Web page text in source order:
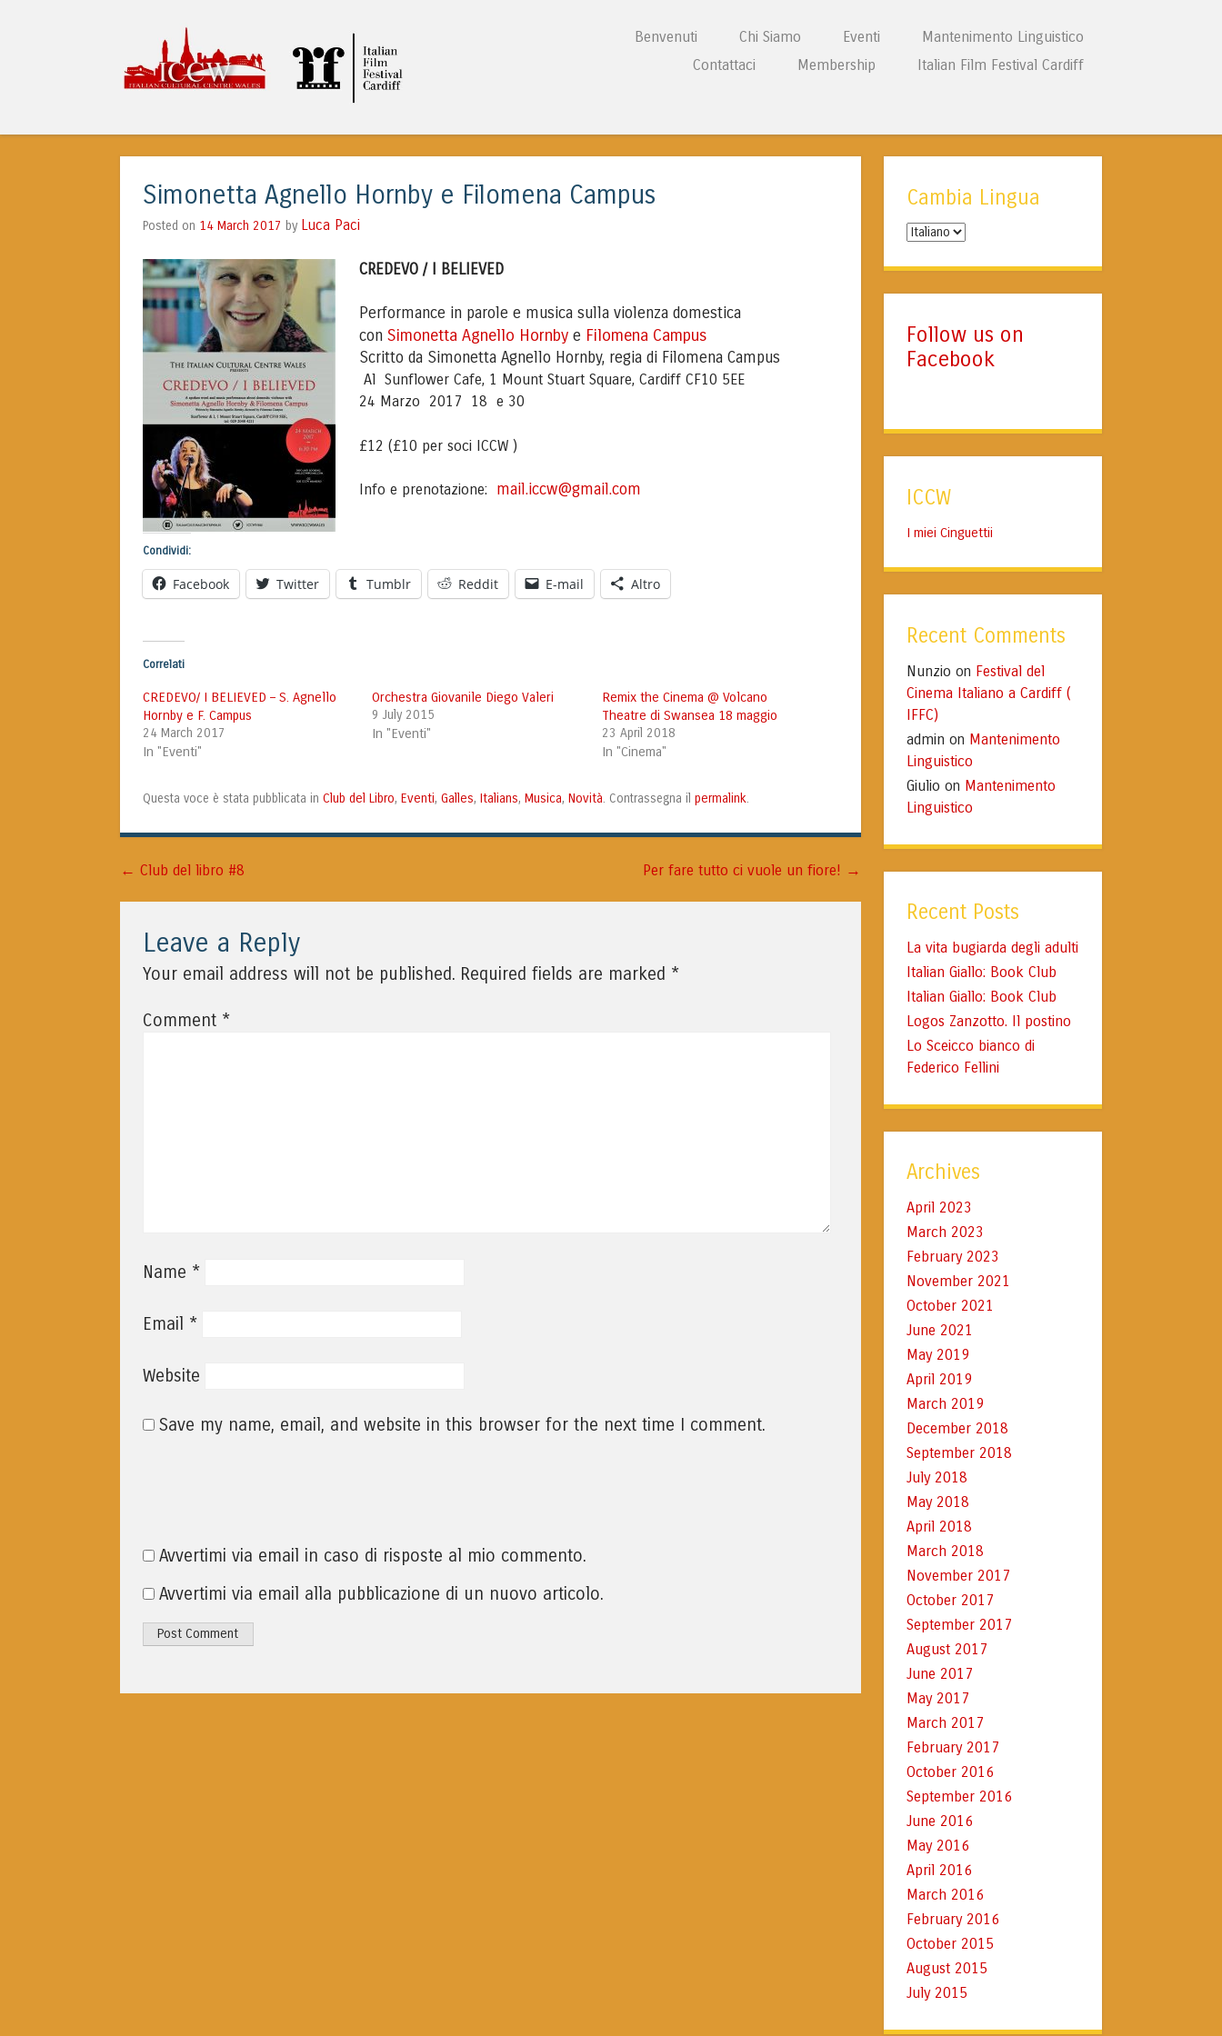
ITALIAN CULTURAL CENTRE WALES
Menu
Vai al contenuto
Benvenuti Chi Siamo Eventi
Mantenimento Linguistico
Contattaci
Membership Italian Film Festival Cardiff
Simonetta Agnello Hornby e Filomena Campus
Posted on 14 March 2017 by Luca Paci
CREDEVO / I BELIEVED
Performance in parole e musica sulla violenza domestica
con Simonetta Agnello Hornbye Filomena Campus
Scritto da Simonetta Agnello Hornby, regia di Filomena Campus
Al Sunflower Cafe, 1 Mount Stuart Square, Cardiff CF10 5EE
24 Marzo 2017 18 e 30
£12 (£10 per soci ICCW )
Info e prenotazione: mail.iccw@gmail.com
Condividi:
Facebook Twitter Tumblr Reddit E-mail Altro
Correlati
CREDEVO/ I BELIEVED – S. Agnello
Hornby e F. Campus
24 March 2017
In "Eventi"
Orchestra Giovanile Diego Valeri
9 July 2015
In "Eventi"
Remix the Cinema @ Volcano
Theatre di Swansea 18 maggio
23 April 2018
In "Cinema"
Questa voce è stata pubblicata in Club del Libro, Eventi, Galles, Italians, Musica, Novità. Contrassegna il permalink.
Navigazione articolo
← Club del libro #8 Per fare tutto ci vuole un fiore! →
Leave a Reply
Your email address will not be published. Required fields are marked *
Comment *
Name *
Email *
Website
Save my name, email, and website in this browser for the next time I comment.
Avvertimi via email in caso di risposte al mio commento.
Avvertimi via email alla pubblicazione di un nuovo articolo.
Cambia Lingua
Cambia
Follow us on
Facebook
ICCW
I miei Cinguettii
Recent Comments
Nunzio on Festival del
Cinema Italiano a Cardiff (
IFFC)
admin on Mantenimento
Linguistico
Giulio on Mantenimento
Linguistico
Recent Posts
La vita bugiarda degli adulti
Italian Giallo: Book Club
Italian Giallo: Book Club
Logos Zanzotto. Il postino
Lo Sceicco bianco di
Federico Fellini
Archives
April 2023
March 2023
February 2023
November 2021
October 2021
June 2021
May 2019
April 2019
March 2019
December 2018
September 2018
July 2018
May 2018
April 2018
March 2018
November 2017
October 2017
September 2017
August 2017
June 2017
May 2017
March 2017
February 2017
October 2016
September 2016
June 2016
May 2016
April 2016
March 2016
February 2016
October 2015
August 2015
July 2015